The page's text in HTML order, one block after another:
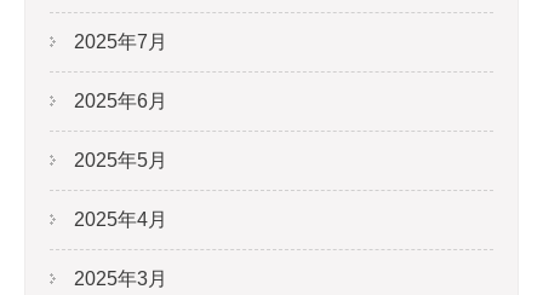
2025年7月
2025年6月
2025年5月
2025年4月
2025年3月